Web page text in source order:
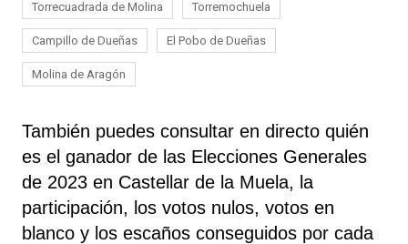
Torrecuadrada de Molina Torremochuela
Campillo de Dueñas El Pobo de Dueñas
Molina de Aragón
También puedes consultar en directo quién
es el ganador de las Elecciones Generales
de 2023 en Castellar de la Muela, la
participación, los votos nulos, votos en
blanco y los escaños conseguidos por cada